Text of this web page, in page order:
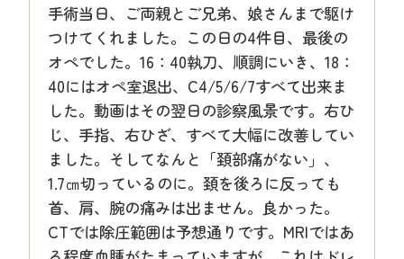
手術当日、ご両親とご兄弟、娘さんまで駆け
つけてくれました。この日の4件目、最後の
オペでした。16：40執刀、順調にいき、18：
40にはオペ室退出、C4/5/6/7すべて出来ま
した。動画はその翌日の診察風景です。右ひ
じ、手指、右ひざ、すべて大幅に改善してい
ました。そしてなんと「頚部痛がない」、
1.7㎝切っているのに。頚を後ろに反っても
首、肩、腕の痛みは出ません。良かった。
CTでは除圧範囲は予想通りです。MRIではあ